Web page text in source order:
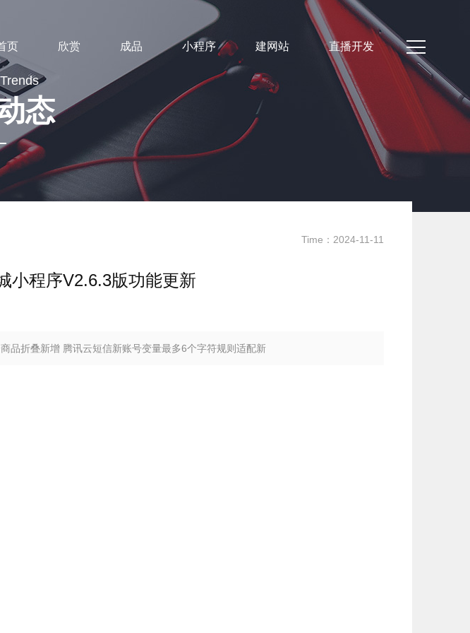
页 欣赏 成品 小程序 建网站 直播开发
态
小程序V2.6.3版功能更新
Time：2024-11-11
小程序V2.6.3版功能更新
品折叠新增 腾讯云短信新账号变量最多6个字符规则适配新